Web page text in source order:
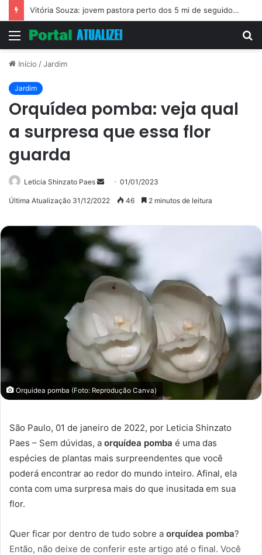
Vitória Souza: jovem pastora perto dos 5 mi de seguidores na web
Menu
Início /Jardim
Jardim
Orquídea pomba: veja qual
a surpresa que essa flor
guarda
Leticia Shinzato Paes
Mande01/01/2023
Última Atualização 31/12/2022 46 2 minutos de leitura
Orquidea pomba (Foto: Reprodução Canva)
São Paulo, 01 de janeiro de 2022, por Leticia Shinzato
Paes – Sem dúvidas, a orquídea pomba é uma das
espécies de plantas mais surpreendentes que você
poderá encontrar ao redor do mundo inteiro. Afinal, ela
conta com uma surpresa mais do que inusitada em sua
flor.
Quer ficar por dentro de tudo sobre a orquídea pomba?
Então, não deixe de conferir este artigo até o final. Você